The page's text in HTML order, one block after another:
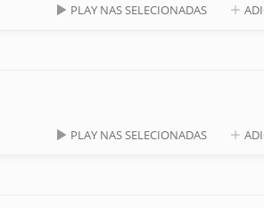
PLAY NAS SELECIONADAS
PLAY NAS SELECIONADAS